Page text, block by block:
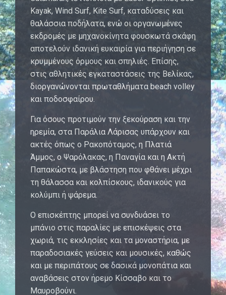
Kayak, Wind Surf, Kite Surf, καταδύσεις και
θαλάσσια ποδήλατα, ενώ οι οργανωμένες
εκδρομές με μηχανοκίνητα φουσκωτά σκάφη
αποτελούν ιδανική ευκαιρία για περιήγηση σε
κρυμμένους όρμους και σπηλιές. Επίσης,
στις αθλητικές εγκαταστάσεις της Βελίκας,
διοργανώνονται πρωταθλήματα beach volley
και ποδοσφαίρου.
Για όσους προτιμούν την ξεκούραση και την
ηρεμία, στα Παράλια Λάρισας υπάρχουν και
ακτές όπως ο Ρακοπόταμος, η Πλατιά
Άμμος, ο Ψαρόλακας, η Παναγία και η Ακτή
Παπακώστα, με βλάστηση που φθάνει μέχρι
τη θάλασσα και κολπίσκους, ιδανικούς για
κολύμπι ή ψάρεμα.
Ο επισκέπτης μπορεί να συνδυάσει το
μπάνιο στις παραλίες με επισκέψεις στα
χωριά, τις εκκλησίες και τα μοναστήρια, με
παραδοσιακές γεύσεις και μουσικές, καθώς
και με περιπάτους σε δασικά μονοπάτια και
αναβάσεις στον ήρεμο Κίσσαβο και το
Μαυροβούνι.